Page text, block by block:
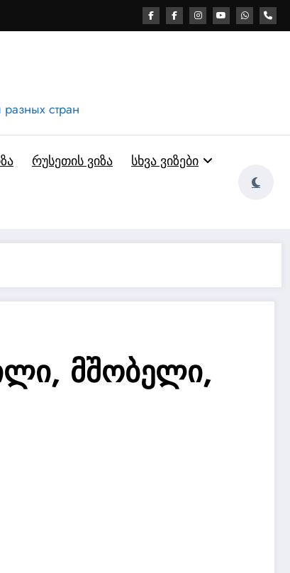
стран
რუსეთის ვიზა სხვა ვიზები
მშობელი,